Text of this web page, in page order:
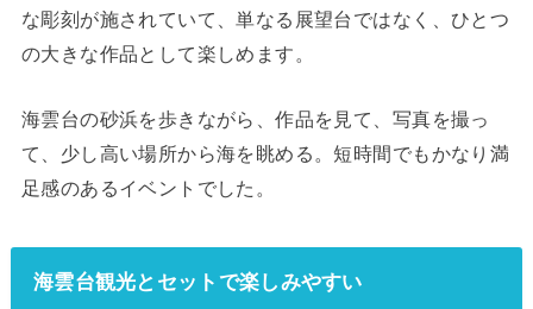
な彫刻が施されていて、単なる展望台ではなく、ひとつ
の大きな作品として楽しめます。
海雲台の砂浜を歩きながら、作品を見て、写真を撮っ
て、少し高い場所から海を眺める。短時間でもかなり満
足感のあるイベントでした。
海雲台観光とセットで楽しみやすい